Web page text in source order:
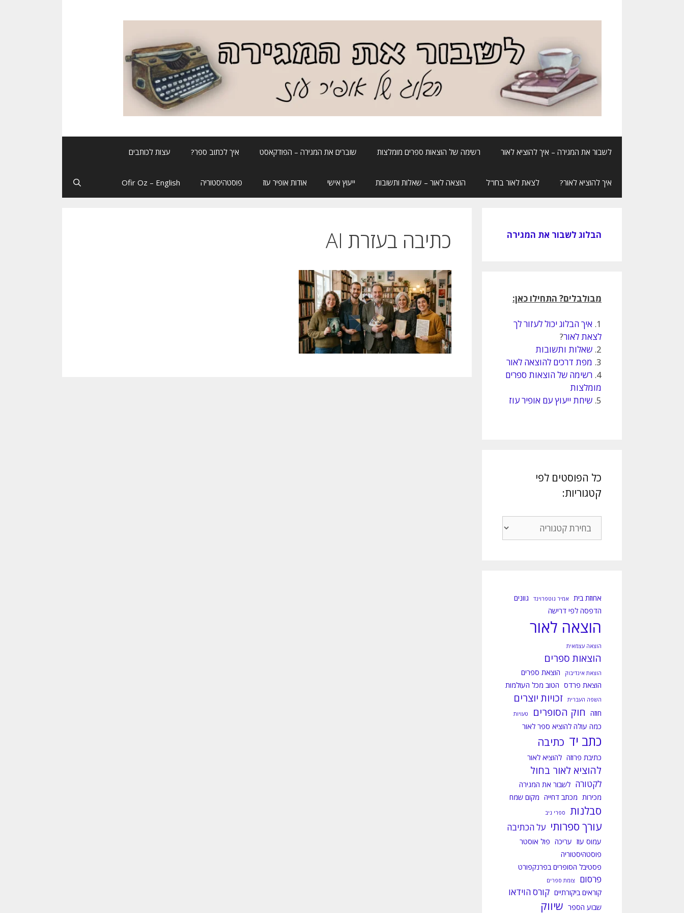
לשבור את המגירה – איך להוציא לאור רשימה של הוצאות ספרים מומלצות שוברים את המגירה – הפודקאסט איך לכתוב ספר? עצות לכותבים
איך להוציא לאור? לצאת לאור בחו"ל הוצאה לאור – שאלות ותשובות ייעוץ אישי אודות אופיר עוז פוסטהיסטוריה Ofir Oz – English
כתיבה בעזרת AI הבלוג לשבור את המגירה
מבולבלים? התחילו כאן:
1. איך הבלוג יכול לעזור לך
לצאת לאור?
2. שאלות ותשובות
3. מפת דרכים להוצאה לאור
4. רשימה של הוצאות ספרים
מומלצות
5. שיחת ייעוץ עם אופיר עוז
כל הפוסטים לפי
קטגוריות:
הפוסטים
אחוזת בית אמיר גוטפרוינד
גוונים
הדפסה לפי דרישה
הוצאה לאור
הוצאה עצמאית
הוצאות ספרים
הוצאת אינדיבוק
הוצאת ספרים
הוצאת פרדס הטוב מכל העולמות
השפה העברית זכויות יוצרים
חוזה חוק הסופרים טעויות
כמה עולה להוציא ספר לאור
כתב יד כתיבה
כתיבת פרוזה להוציא לאור
להוציא לאור בחול
לקטורה לשבור את המגירה
מכירות מכתב דחייה מקום שמח
סבלנות ספרי ניב
עורך ספרותי על הכתיבה
עמוס עוז עריכה פול אוסטר
פוסטהיסטוריה
פסטיבל הסופרים בפרנקפורט
פרסום צומת ספרים
קוראים ביקורתיים קורס הוידאו
שבוע הספר שיווק